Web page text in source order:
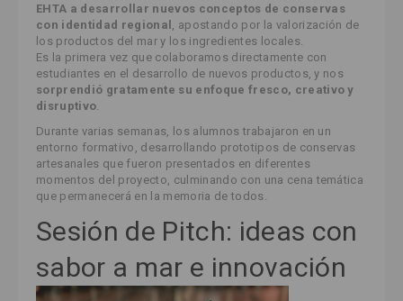
EHTA a desarrollar nuevos conceptos de conservas
con identidad regional , apostando por la valorización de
los productos del mar y los ingredientes locales.
Es la primera vez que colaboramos directamente con
estudiantes en el desarrollo de nuevos productos, y nos
sorprendió gratamente su enfoque fresco, creativo y
disruptivo
Durante varias semanas, los alumnos trabajaron en un
entorno formativo, desarrollando prototipos de conservas
artesanales que fueron presentados en diferentes
momentos del proyecto, culminando con una cena temática
que permanecerá en la memoria de todos.
Sesión de Pitch: ideas con
sabor a mar e innovación